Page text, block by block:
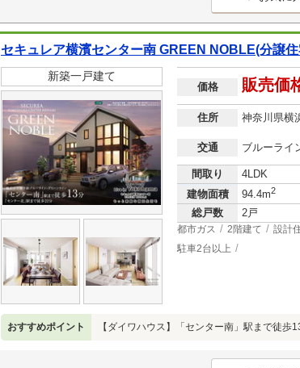
セキュレア横濱センター南 GREEN NOBLE(分譲
新築一戸建て
価格 販売価
住所 神奈川県横
交通 ブルーライ
間取り
4LDK
建物面積
94.4m2
総戸数 2戸
都市ガス 2階建て 設計
駐車2台以上
おすすめポイント 【ダイワハウス】「センター南」駅まで徒